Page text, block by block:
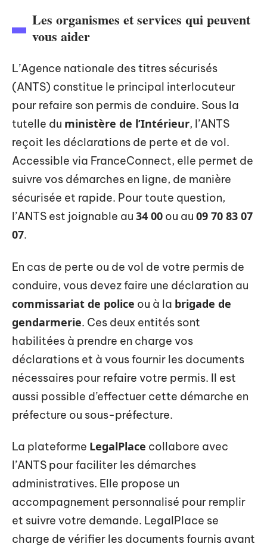
Les organismes et services qui peuvent
vous aider
L’Agence nationale des titres sécurisés
(ANTS) constitue le principal interlocuteur
pour refaire son permis de conduire. Sous la
tutelle du ministère de l’Intérieur, l’ANTS
reçoit les déclarations de perte et de vol.
Accessible via FranceConnect, elle permet de
suivre vos démarches en ligne, de manière
sécurisée et rapide. Pour toute question,
l’ANTS est joignable au 34 00 ou au 09 70 83 07
07.
En cas de perte ou de vol de votre permis de
conduire, vous devez faire une déclaration au
commissariat de police ou à la brigade de
gendarmerie. Ces deux entités sont
habilitées à prendre en charge vos
déclarations et à vous fournir les documents
nécessaires pour refaire votre permis. Il est
aussi possible d’effectuer cette démarche en
préfecture ou sous-préfecture.
La plateforme LegalPlace collabore avec
l’ANTS pour faciliter les démarches
administratives. Elle propose un
accompagnement personnalisé pour remplir
et suivre votre demande. LegalPlace se
charge de vérifier les documents fournis avant